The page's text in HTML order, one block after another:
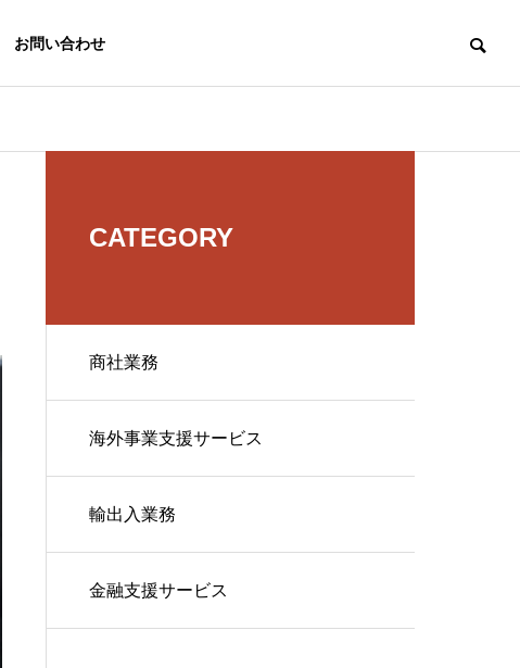
お問い合わせ
CATEGORY
商社業務
海外事業支援サービス
輸出入業務
金融支援サービス